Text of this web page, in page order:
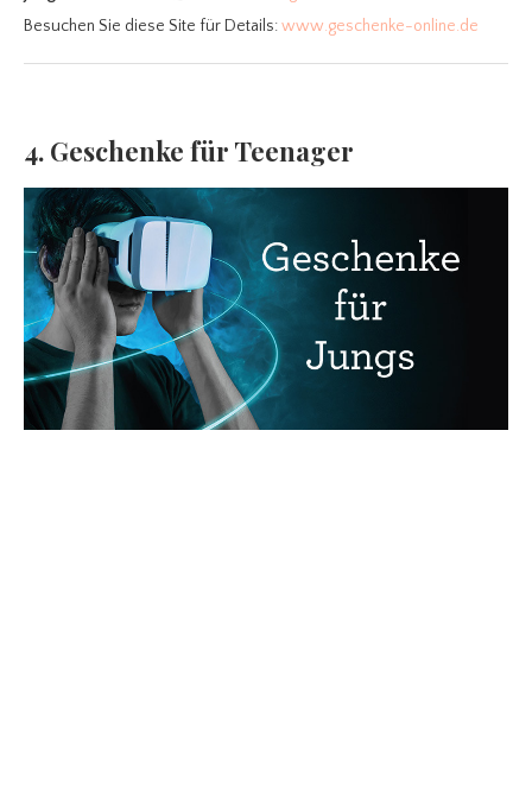
Besuchen Sie diese Site für Details:www.geschenke-online.de
4. Geschenke für Teenager